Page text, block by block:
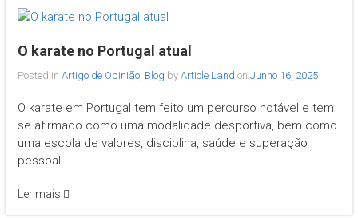
O karate no Portugal atual
Posted in Artigo de Opinião, Blog by Article Land on Junho 16, 2025
O karate em Portugal tem feito um percurso notável e tem
se afirmado como uma modalidade desportiva, bem como
uma escola de valores, disciplina, saúde e superação
pessoal.
Ler mais